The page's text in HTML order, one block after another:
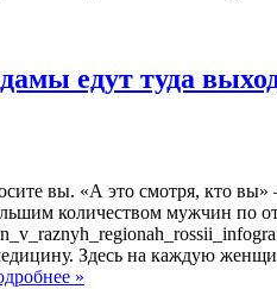
едут туда
вы. «А это смотря, кто вы»
количеством мужчин по
Здесь на каждую
»